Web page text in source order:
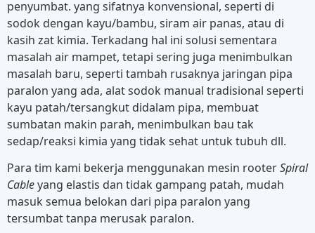
penyumbat. yang sifatnya konvensional, seperti di
sodok dengan kayu/bambu, siram air panas, atau di
kasih zat kimia. Terkadang hal ini solusi sementara
masalah air mampet, tetapi sering juga menimbulkan
masalah baru, seperti tambah rusaknya jaringan pipa
paralon yang ada, alat sodok manual tradisional seperti
kayu patah/tersangkut didalam pipa, membuat
sumbatan makin parah, menimbulkan bau tak
sedap/reaksi kimia yang tidak sehat untuk tubuh dll.
Para tim kami bekerja menggunakan mesin rooterSpiral
Cableyang elastis dan tidak gampang patah, mudah
masuk semua belokan dari pipa paralon yang
tersumbat tanpa merusak paralon.